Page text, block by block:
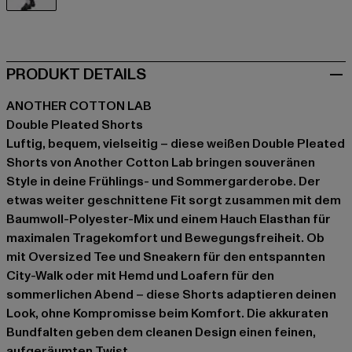
PRODUKT DETAILS
ANOTHER COTTON LAB
Double Pleated Shorts
Luftig, bequem, vielseitig – diese weißen Double Pleated
Shorts von Another Cotton Lab bringen souveränen
Style in deine Frühlings- und Sommergarderobe. Der
etwas weiter geschnittene Fit sorgt zusammen mit dem
Baumwoll-Polyester-Mix und einem Hauch Elasthan für
maximalen Tragekomfort und Bewegungsfreiheit. Ob
mit Oversized Tee und Sneakern für den entspannten
City-Walk oder mit Hemd und Loafern für den
sommerlichen Abend – diese Shorts adaptieren deinen
Look, ohne Kompromisse beim Komfort. Die akkuraten
Bundfalten geben dem cleanen Design einen feinen,